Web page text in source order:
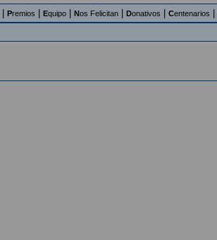
Premios Equipo Nos Felicitan Donativos Centenarios